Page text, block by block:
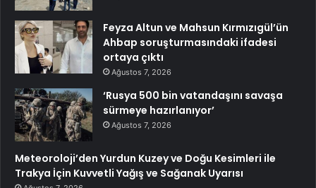
Feyza Altun ve Mahsun Kırmızıgül’ün
Ahbap soruşturmasındaki ifadesi
ortaya çıktı
Ağustos 7, 2026
‘Rusya 500 bin vatandaşını savaşa
sürmeye hazırlanıyor’
Ağustos 7, 2026
Meteoroloji’den Yurdun Kuzey ve Doğu Kesimleri ile
Trakya İçin Kuvvetli Yağış ve Sağanak Uyarısı